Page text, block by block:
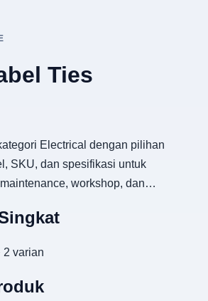
Ties
Electrical dengan pilihan
SKU, dan spesifikasi untuk
workshop, dan…
2 varian